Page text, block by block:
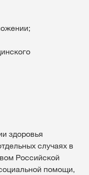
здоровья
случаях в
Российской
помощи,